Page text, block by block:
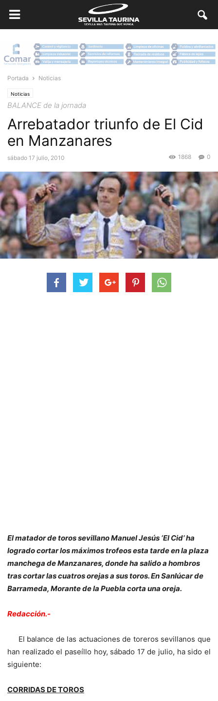
Portada Noticias
Noticias
BALANCE de la jornada
Arrebatador triunfo de El Cid
en Manzanares
sábado 17 julio, 2010 0
1868
El matador de toros sevillano Manuel Jesús ‘El Cid’ ha
logrado cortar los máximos trofeos esta tarde en la plaza
manchega de Manzanares, donde ha salido a hombros
tras cortar las cuatros orejas a sus toros. En Sanlúcar de
Barrameda, Morante de la Puebla corta una oreja.
Redacción.-
El balance de las actuaciones de toreros sevillanos que
han realizado el paseíllo hoy, sábado 17 de julio, ha sido el
siguiente:
CORRIDAS DE TOROS